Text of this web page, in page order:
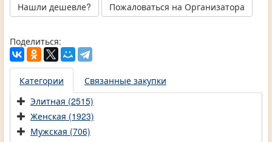
Нашли дешевле? Пожаловаться на Организатора
Поделиться:
Категории
Связанные закупки
Элитная (2515)
Женская (1923)
Мужская (706)